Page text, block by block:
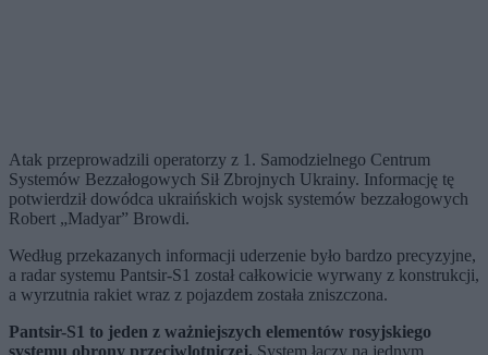
Atak przeprowadzili operatorzy z 1. Samodzielnego Centrum
Systemów Bezzałogowych Sił Zbrojnych Ukrainy. Informację tę
potwierdził dowódca ukraińskich wojsk systemów bezzałogowych
Robert „Madyar” Browdi.
Według przekazanych informacji uderzenie było bardzo precyzyjne,
a radar systemu Pantsir-S1 został całkowicie wyrwany z konstrukcji,
a wyrzutnia rakiet wraz z pojazdem została zniszczona.
Pantsir-S1 to jeden z ważniejszych elementów rosyjskiego